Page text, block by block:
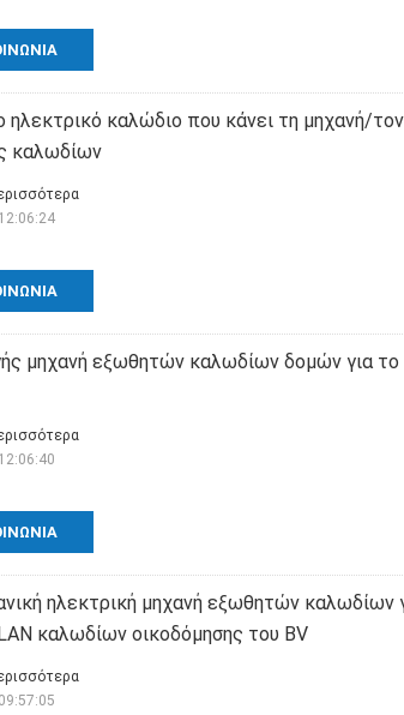
ηλεκτρικό καλώδιο που κάνει τη μηχανή/
καλωδίων
μηχανή εξωθητών καλωδίων δομών για το
ηλεκτρική μηχανή εξωθητών καλωδίων
καλωδίων οικοδόμησης του BV